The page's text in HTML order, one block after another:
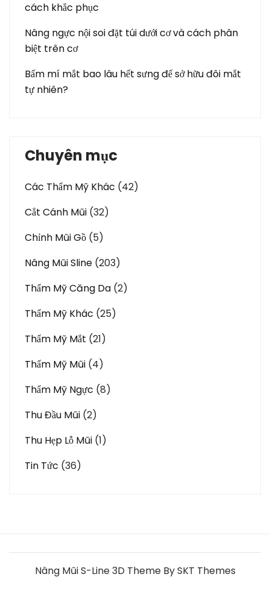
cách khắc phục
Nâng ngực nội soi đặt túi dưới cơ và cách phân
biệt trên cơ
Bấm mí mắt bao lâu hết sưng để sở hữu đôi mắt
tự nhiên?
Chuyên mục
Các Thẩm Mỹ Khác (42)
Cắt Cánh Mũi (32)
Chỉnh Mũi Gồ (5)
Nâng Mũi Sline (203)
Thẩm Mỹ Căng Da (2)
Thẩm Mỹ Khác (25)
Thẩm Mỹ Mắt (21)
Thẩm Mỹ Mũi (4)
Thẩm Mỹ Ngực (8)
Thu Đầu Mũi (2)
Thu Hẹp Lỗ Mũi (1)
Tin Tức (36)
Nâng Mũi S-Line 3D Theme By SKT Themes